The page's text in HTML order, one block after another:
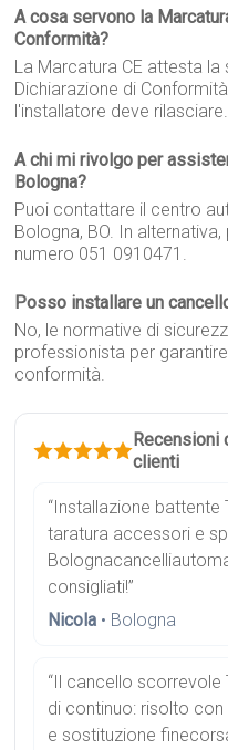
A cosa servono la
Conformità?
La Marcatura CE attesta
Dichiarazione di
l'installatore deve rilasciare.
A chi mi rivolgo per
Bologna?
Puoi contattare il centro
Bologna, BO. In
numero 051 0910471.
Posso installare un
No, le normative di
professionista per
conformità.
Recensioni
clienti
“Installazione battente
taratura accessori e
consigliati!”
Nicola • Bologna
“Il cancello
di continuo: risolto con
e sostituzione